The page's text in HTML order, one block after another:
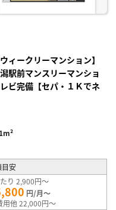
ィークリーマンション】
駅前マンスリーマンショ
ビ完備【セパ・１Ｋでネ
目安
り 2,900円～
円/月～
用他 22,000円～